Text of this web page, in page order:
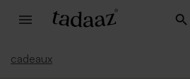
cadeaux